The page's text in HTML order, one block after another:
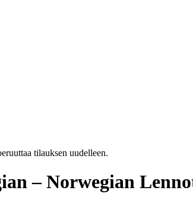
tilauksen uudelleen.
– Norwegian